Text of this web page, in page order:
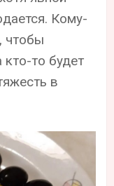
Кому-
чтобы
то будет
в